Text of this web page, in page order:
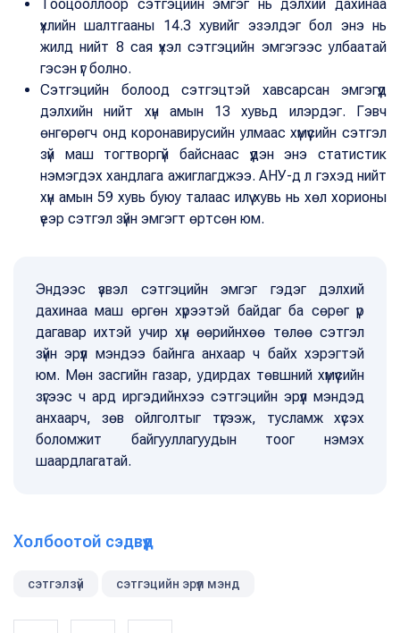
Тооцооллоор сэтгэцийн эмгэг нь дэлхий дахинаа
үхлийн шалтгааны 14.3 хувийг эзэлдэг бол энэ нь
жилд нийт 8 сая үхэл сэтгэцийн эмгэгээс улбаатай
гэсэн үг болно.
Сэтгэцийн болоод сэтгэцтэй хавсарсан эмгэгүүд
дэлхийн нийт хүн амын 13 хувьд илэрдэг. Гэвч
өнгөрөгч онд коронавирусийн улмаас хүмүүсийн сэтгэл
зүй маш тогтворгүй байснаас үүдэн энэ статистик
нэмэгдэх хандлага ажиглагджээ. АНУ-д л гэхэд нийт
хүн амын 59 хувь буюу талаас илүү хувь нь хөл хорионы
үеэр сэтгэл зүйн эмгэгт өртсөн юм.
Эндээс үзвэл сэтгэцийн эмгэг гэдэг дэлхий
дахинаа маш өргөн хүрээтэй байдаг ба сөрөг үр
дагавар ихтэй учир хүн өөрийнхөө төлөө сэтгэл
зүйн эрүүл мэндээ байнга анхаар ч байх хэрэгтэй
юм. Мөн засгийн газар, удирдах төвшний хүмүүсийн
зүгээс ч ард иргэдийнхээ сэтгэцийн эрүүл мэндэд
анхаарч, зөв ойлголтыг түгээж, тусламж хүсэх
боломжит байгууллагуудын тоог нэмэх
шаардлагатай.
Холбоотой сэдвүүд
сэтгэлзүй сэтгэцийн эрүүл мэнд